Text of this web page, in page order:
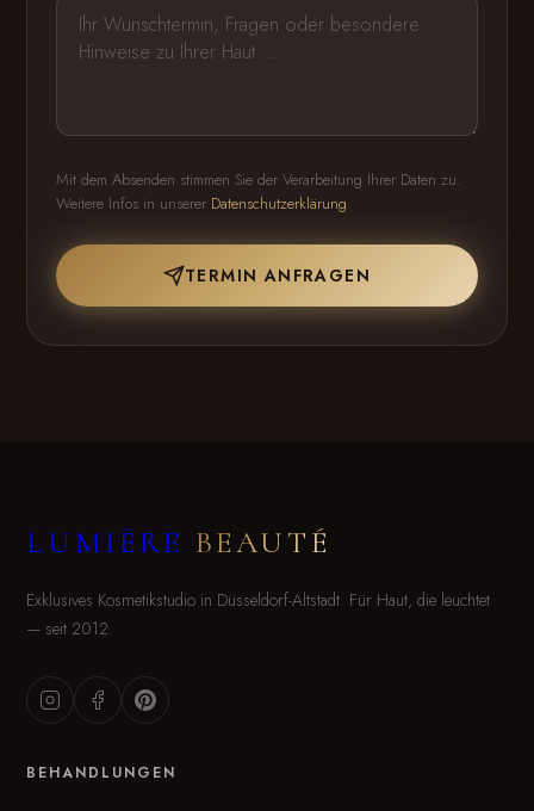
Mit dem Absenden stimmen Sie der Verarbeitung Ihrer Daten zu.
Weitere Infos in unserer Datenschutzerklärung.
TERMIN ANFRAGEN
LUMIÈRE BEAUTÉ
Exklusives Kosmetikstudio in Düsseldorf-Altstadt. Für Haut, die leuchtet
— seit 2012.
BEHANDLUNGEN